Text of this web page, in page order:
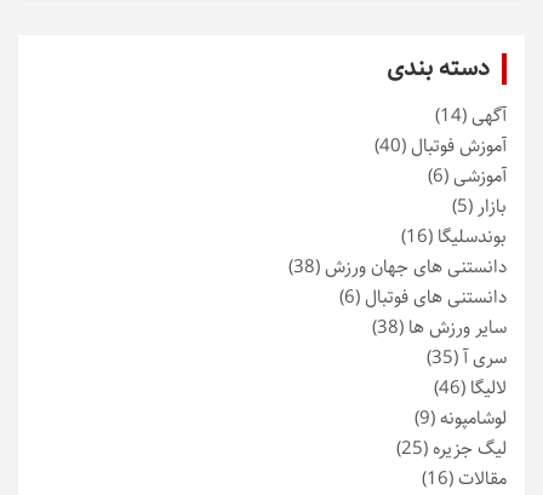
دسته بندی
آگهی(14)
آموزش فوتبال(40)
آموزشی(6)
بازار (5)
بوندسلیگا (16)
دانستنی های جهان ورزش(38)
دانستنی های فوتبال(6)
سایر ورزش ها (38)
سری آ(35)
لالیگا (46)
لوشامپونه(9)
لیگ جزیره(25)
مقالات(16)